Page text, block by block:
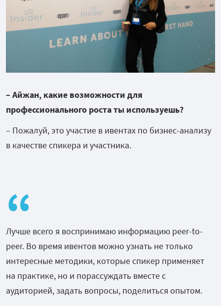
– Айжан, какие возможности для
профессионального роста ты используешь?
– Пожалуй, это участие в ивентах по бизнес-анализу
в качестве спикера и участника.
Лучше всего я воспринимаю информацию peer-to-
peer. Во время ивентов можно узнать не только
интересные методики, которые спикер применяет
на практике, но и порассуждать вместе с
аудиторией, задать вопросы, поделиться опытом.